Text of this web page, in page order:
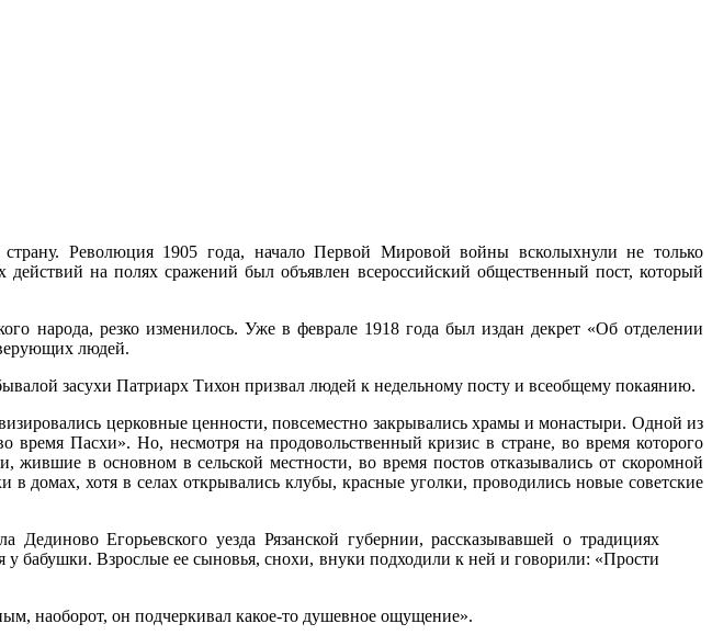
Революция 1905 года, начало Первой Мировой войны всколыхнули не только
на полях сражений был объявлен всероссийский общественный пост, который
народа, резко изменилось. Уже в феврале 1918 года был издан декрет «Об отделении
людей.
засухи Патриарх Тихон призвал людей к недельному посту и всеобщему покаянию.
церковные ценности, повсеместно закрывались храмы и монастыри. Одной из
Пасхи». Но, несмотря на продовольственный кризис в стране, во время которого
жившие в основном в сельской местности, во время постов отказывались от скоромной
хотя в селах открывались клубы, красные уголки, проводились новые советские
Егорьевского уезда Рязанской губернии, рассказывавшей о традициях
бабушки. Взрослые ее сыновья, снохи, внуки подходили к ней и говорили: «Прости
наоборот, он подчеркивал какое-то душевное ощущение».